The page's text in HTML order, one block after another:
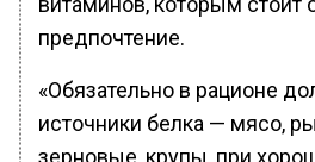
предпочтение.
«Обязательно в рационе
источники белка — мясо,
зерновые, крупы, при